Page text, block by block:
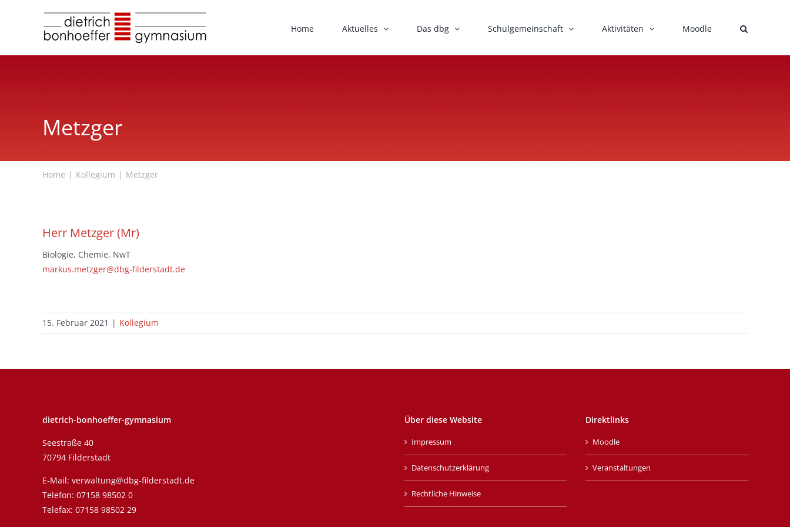
Home Aktuelles Das dbg Schulgemeinschaft Aktivitäten Moodle
Metzger
Home Kollegium Metzger
Herr Metzger (Mr)
Biologie, Chemie, NwT
markus.metzger@dbg-filderstadt.de
15. Februar 2021 | Kollegium
dietrich-bonhoeffer-gymnasium
Seestraße 40
70794 Filderstadt
E-Mail: verwaltung@dbg-filderstadt.de
Telefon: 07158 98502 0
Telefax: 07158 98502 29
Über diese Website
Impressum
Datenschutzerklärung
Rechtliche Hinweise
Direktlinks
Moodle
Veranstaltungen